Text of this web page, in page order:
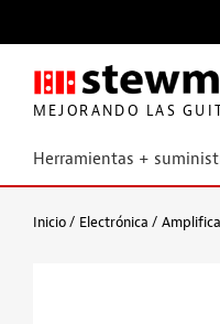
MEJORANDO LAS
Herramientas +
Inicio Electrónica